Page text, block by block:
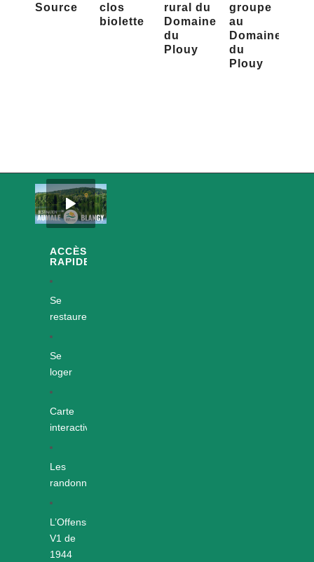
Source
clos
biolette
rural du
Domaine
du
Plouy
groupe
au
Domaine
du
Plouy
ACCÈS
RAPIDES
Se
restaurer
Se
loger
Carte
interactive
Les
randonnées
L’Offensive
V1 de
1944